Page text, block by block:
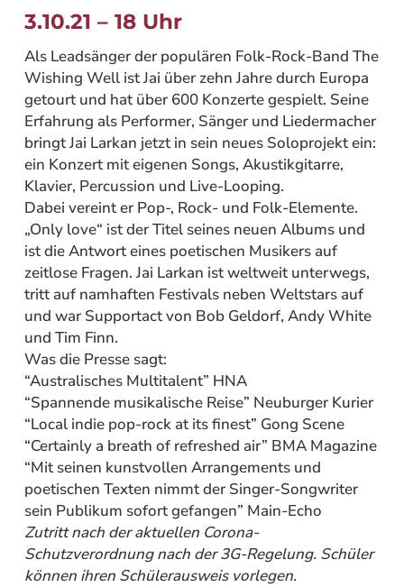
3.10.21 – 18 Uhr
Als Leadsänger der populären Folk-Rock-Band The
Wishing Well ist Jai über zehn Jahre durch Europa
getourt und hat über 600 Konzerte gespielt. Seine
Erfahrung als Performer, Sänger und Liedermacher
bringt Jai Larkan jetzt in sein neues Soloprojekt ein:
ein Konzert mit eigenen Songs, Akustikgitarre,
Klavier, Percussion und Live-Looping.
Dabei vereint er Pop-, Rock- und Folk-Elemente.
„Only love“ ist der Titel seines neuen Albums und
ist die Antwort eines poetischen Musikers auf
zeitlose Fragen. Jai Larkan ist weltweit unterwegs,
tritt auf namhaften Festivals neben Weltstars auf
und war Supportact von Bob Geldorf, Andy White
und Tim Finn.
Was die Presse sagt:
“Australisches Multitalent” HNA
“Spannende musikalische Reise” Neuburger Kurier
“Local indie pop-rock at its finest” Gong Scene
“Certainly a breath of refreshed air” BMA Magazine
“Mit seinen kunstvollen Arrangements und
poetischen Texten nimmt der Singer-Songwriter
sein Publikum sofort gefangen” Main-Echo
Zutritt nach der aktuellen Corona-
Schutzverordnung nach der 3G-Regelung. Schüler
können ihren Schülerausweis vorlegen.